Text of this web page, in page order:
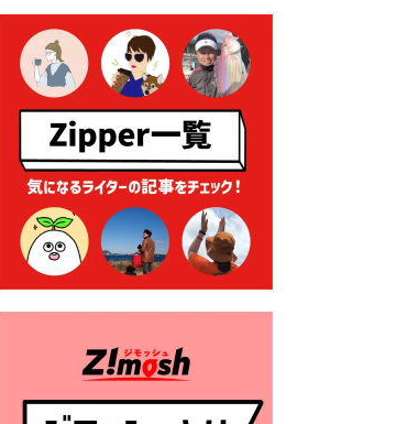
2026年7月9日 農地法等に係
る各種申請に係る登記事項証
明書の添付省略について
2026年7月9日 廃食用油の回
収
2026年7月7日 「おゆずりコ
ーナー」について
2026年7月1日 豊前市民プール
一般開放
（令和８年４月１日施行）
格改定